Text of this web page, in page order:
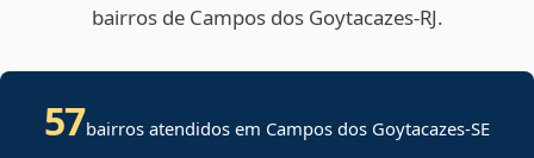
bairros de Campos dos Goytacazes‑RJ.
57bairros atendidos em Campos dos Goytacazes-SE